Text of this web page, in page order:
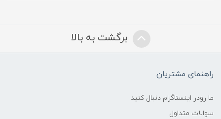
برگشت به بالا
راهنمای مشتریان
ما رودر اینستاگرام دنبال کنید
سوالات متداول